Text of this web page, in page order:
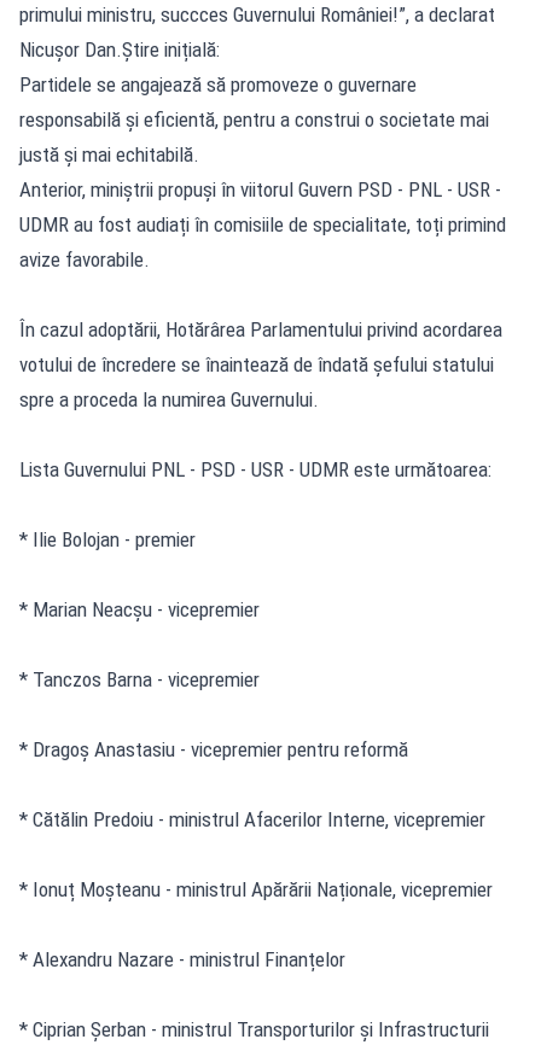
primului ministru, succces Guvernului României!”, a declarat
Nicușor Dan.Știre inițială:
Partidele se angajează să promoveze o guvernare
responsabilă și eficientă, pentru a construi o societate mai
justă și mai echitabilă.
Anterior, miniștrii propuși în viitorul Guvern PSD - PNL - USR -
UDMR au fost audiați în comisiile de specialitate, toți primind
avize favorabile.
În cazul adoptării, Hotărârea Parlamentului privind acordarea
votului de încredere se înaintează de îndată șefului statului
spre a proceda la numirea Guvernului.
Lista Guvernului PNL - PSD - USR - UDMR este următoarea:
* Ilie Bolojan - premier
* Marian Neacșu - vicepremier
* Tanczos Barna - vicepremier
* Dragoș Anastasiu - vicepremier pentru reformă
* Cătălin Predoiu - ministrul Afacerilor Interne, vicepremier
* Ionuț Moșteanu - ministrul Apărării Naționale, vicepremier
* Alexandru Nazare - ministrul Finanțelor
* Ciprian Șerban - ministrul Transporturilor și Infrastructurii